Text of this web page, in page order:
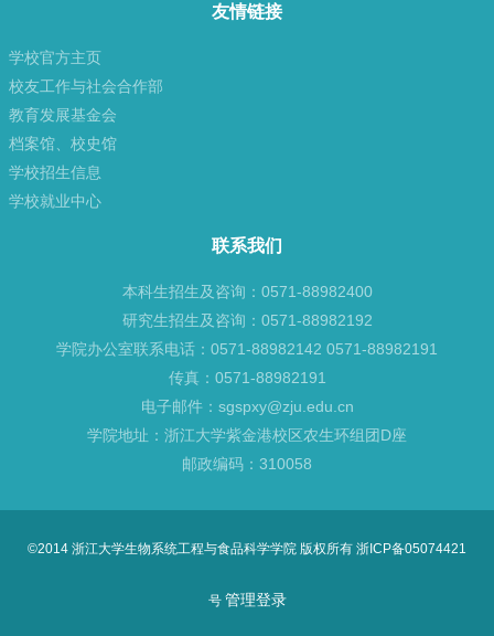
友情链接
学校官方主页
校友工作与社会合作部
教育发展基金会
档案馆、校史馆
学校招生信息
学校就业中心
联系我们
本科生招生及咨询：0571-88982400
研究生招生及咨询：0571-88982192
学院办公室联系电话：0571-88982142 0571-88982191
传真：0571-88982191
电子邮件：sgspxy@zju.edu.cn
学院地址：浙江大学紫金港校区农生环组团D座
邮政编码：310058
©2014 浙江大学生物系统工程与食品科学学院 版权所有 浙ICP备05074421
号 管理登录